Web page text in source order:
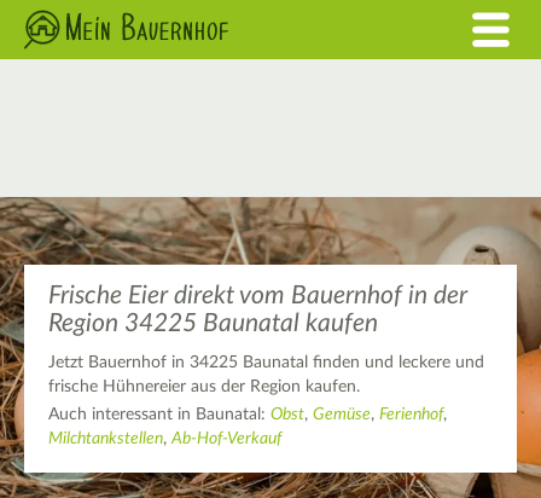
Frische Eier direkt vom Bauernhof in der
Region 34225 Baunatal kaufen
Jetzt Bauernhof in 34225 Baunatal finden und leckere und
frische Hühnereier aus der Region kaufen.
Auch interessant in Baunatal: Obst, Gemüse, Ferienhof,
Milchtankstellen,Ab-Hof-Verkauf